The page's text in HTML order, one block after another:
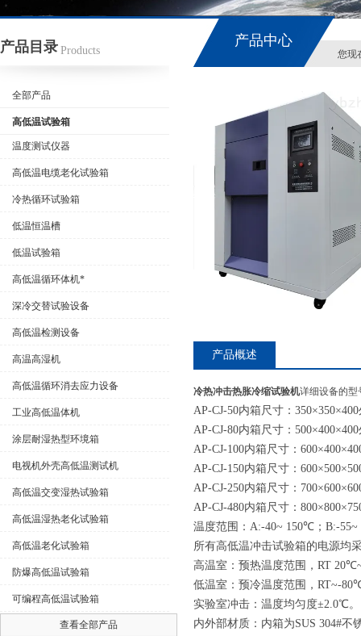
产品目录 Products
全部产品
高低温试验箱
温度测试仪器
高低温电缆老化试验箱
冷热循环试验箱
低温恒温槽
低温试验箱
高低温循环体机*
深冷交替试验设备
高低温检测设备
高温高湿机
高低温循环消去应力设备
工业高低温体机
涂层耐湿热型环境箱
电视机外壳高低温测试机
高低温交变湿热试验箱
高低温湿热老化试验箱
高低温老化试验箱
防爆高低温试验箱
可编程高低温试验箱
查看全部产品
产品中心
您现
产品概述
冷热冲击热胀冷缩试验机详细设备的型
AP-CJ-50内箱尺寸：
AP-CJ-80内箱尺寸：
AP-CJ-100内箱尺寸：
AP-CJ-150内箱尺寸：
AP-CJ-250内箱尺寸：
AP-CJ-480内箱尺寸：
温度范围： A:-40~ 150℃；B:-
所有高低温冲击试验箱的电源均
高温室：预热温度范围， RT
低温室：预冷温度范围， RT~-
实验室冲击：温度均匀度±2.0℃。
内外部材质：内箱为SUS 304#不